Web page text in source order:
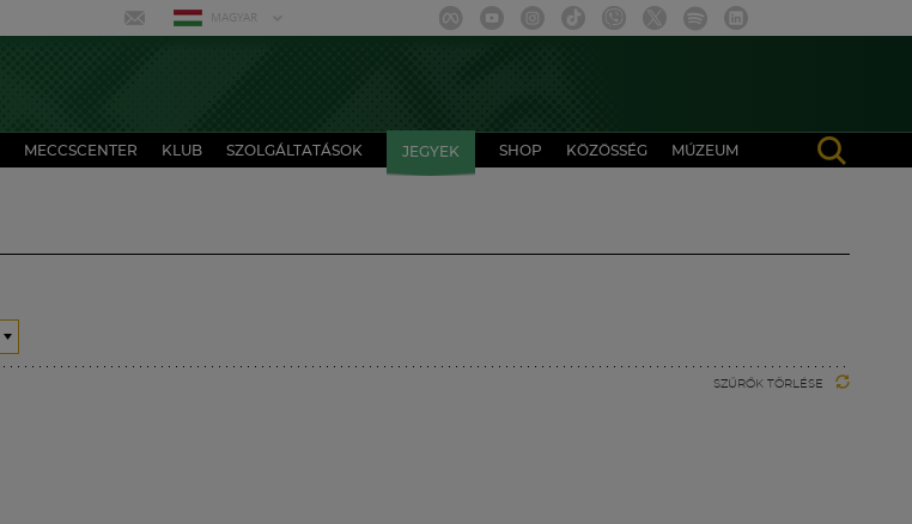
MAGYAR
MECCSCENTER KLUB SZOLGÁLTATÁSOK JEGYEK SHOP KÖZÖSSÉG MÚZEUM
SZŰRŐK TÖRLÉSE